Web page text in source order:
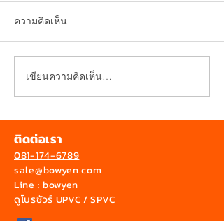
การติดตั้งหลังคาที่มีองศา
ลาดเอียงน้อย
ความคิดเห็น
เขียนความคิดเห็น…
ติดต่อเรา
081-174-6789
sale@bowyen.com
Line : bowyen
ดูโบรชัวร์ UPVC / SPVC